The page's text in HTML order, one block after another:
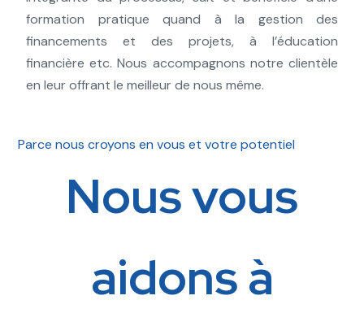
formation pratique quand à la gestion des
financements et des projets, à l’éducation
financière etc. Nous accompagnons notre clientèle
en leur offrant le meilleur de nous même.
Parce nous croyons en vous et votre potentiel
Nous vous
aidons à